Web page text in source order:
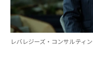
レバレジーズ・コンサルティ